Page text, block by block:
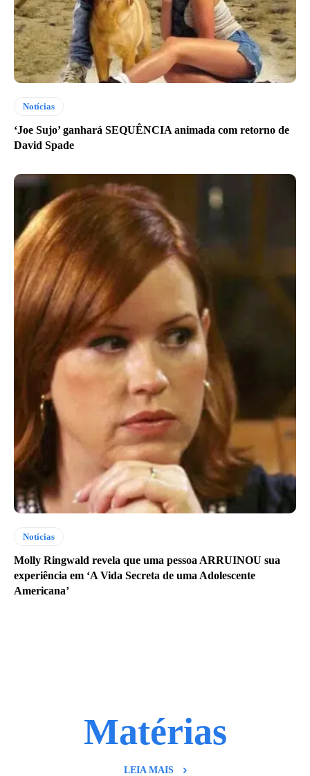
Notícias
‘Joe Sujo’ ganhará SEQUÊNCIA animada com retorno de
David Spade
Notícias
Molly Ringwald revela que uma pessoa ARRUINOU sua
experiência em ‘A Vida Secreta de uma Adolescente
Americana’
Matérias
LEIA MAIS